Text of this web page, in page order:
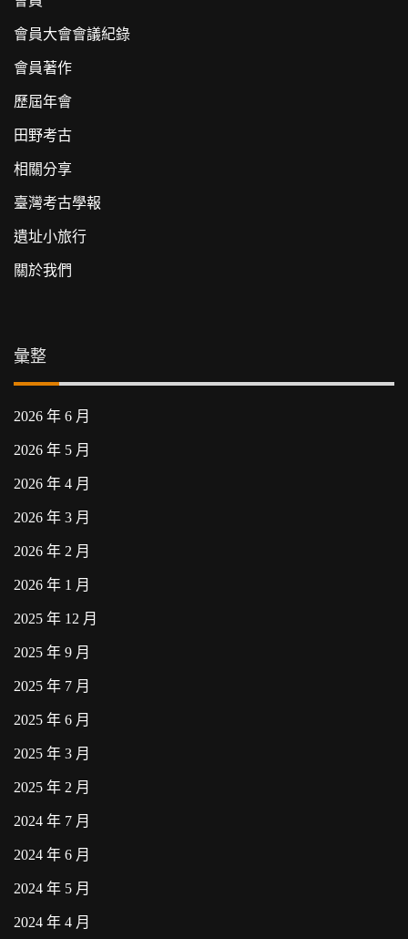
會員大會會議紀錄
會員著作
歷屆年會
田野考古
相關分享
臺灣考古學報
遺址小旅行
關於我們
彙整
2026 年 6 月
2026 年 5 月
2026 年 4 月
2026 年 3 月
2026 年 2 月
2026 年 1 月
2025 年 12 月
2025 年 9 月
2025 年 7 月
2025 年 6 月
2025 年 3 月
2025 年 2 月
2024 年 7 月
2024 年 6 月
2024 年 5 月
2024 年 4 月